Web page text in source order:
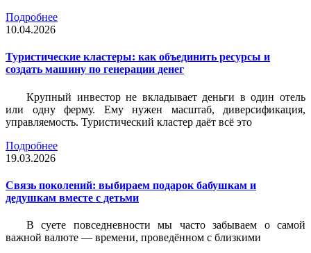
Подробнее
10.04.2026
Туристические кластеры: как объединить ресурсы и
создать машину по генерации денег
Крупный инвестор не вкладывает деньги в один отель
или одну ферму. Ему нужен масштаб, диверсификация,
управляемость. Туристический кластер даёт всё это
Подробнее
19.03.2026
Связь поколений: выбираем подарок бабушкам и
дедушкам вместе с детьми
В суете повседневности мы часто забываем о самой
важной валюте — времени, проведённом с близкими